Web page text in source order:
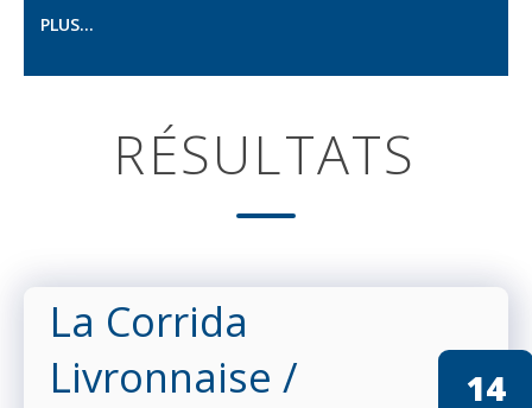
PLUS...
RÉSULTATS
La Corrida
Livronnaise /
14